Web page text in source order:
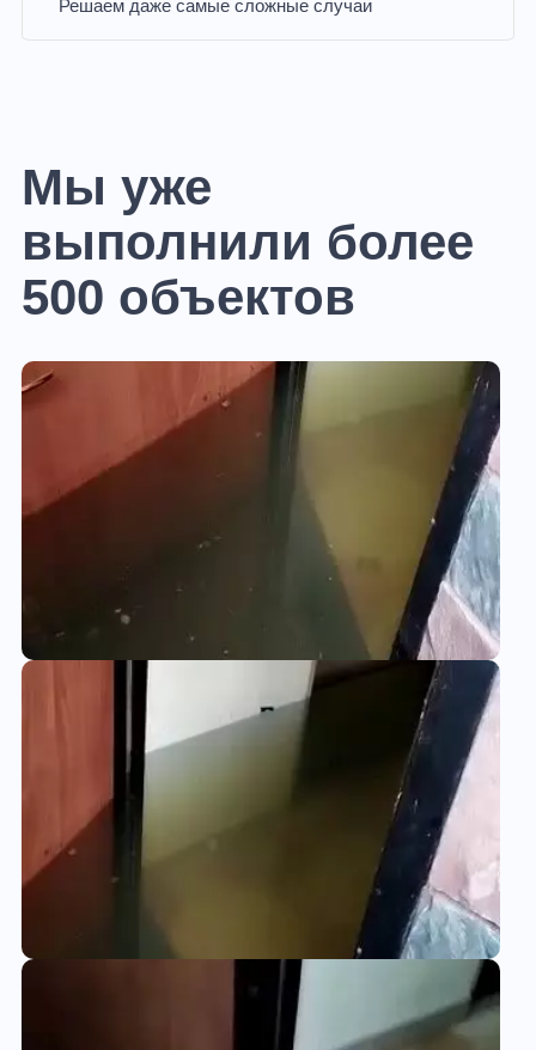
Решаем даже самые сложные случаи
Мы уже
выполнили более
500 объектов